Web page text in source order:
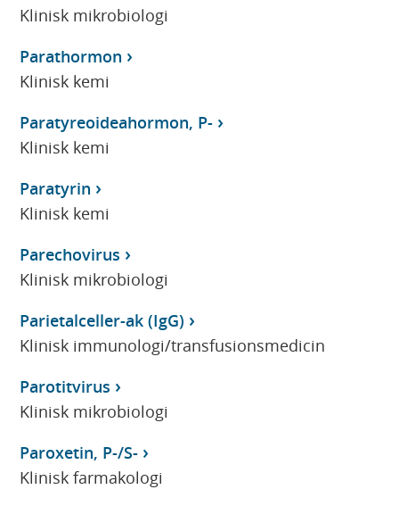
Klinisk mikrobiologi
Parathormon
Klinisk kemi
Paratyreoideahormon, P-
Klinisk kemi
Paratyrin
Klinisk kemi
Parechovirus
Klinisk mikrobiologi
Parietalceller-ak (IgG)
Klinisk immunologi/transfusionsmedicin
Parotitvirus
Klinisk mikrobiologi
Paroxetin, P-/S-
Klinisk farmakologi